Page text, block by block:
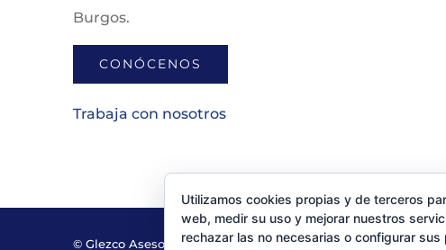
Burgos.
CONÓCENOS
Trabaja con nosotros
© Glezco Asesores y Consultores 2019 | Todos los derechos
Utilizamos cookies propias y de terceros
web, medir su uso y mejorar nuestros
rechazar las no necesarias o configurar sus